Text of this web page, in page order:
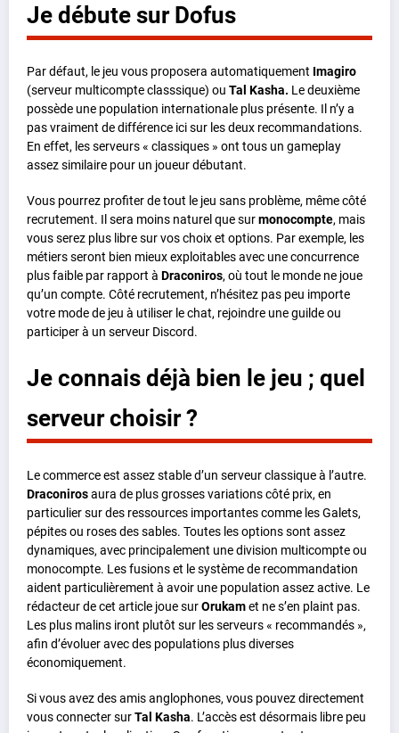
Je débute sur Dofus
Par défaut, le jeu vous proposera automatiquement Imagiro
(serveur multicompte classsique) ou Tal Kasha. Le deuxième
possède une population internationale plus présente. Il n’y a
pas vraiment de différence ici sur les deux recommandations.
En effet, les serveurs « classiques » ont tous un gameplay
assez similaire pour un joueur débutant.
Vous pourrez profiter de tout le jeu sans problème, même côté
recrutement. Il sera moins naturel que surmonocompte, mais
vous serez plus libre sur vos choix et options. Par exemple, les
métiers seront bien mieux exploitables avec une concurrence
plus faible par rapport à Draconiros, où tout le monde ne joue
qu’un compte. Côté recrutement, n’hésitez pas peu importe
votre mode de jeu à utiliser le chat, rejoindre une guilde ou
participer à un serveur Discord.
Je connais déjà bien le jeu ; quel
serveur choisir ?
Le commerce est assez stable d’un serveur classique à l’autre.
Draconirosaura de plus grosses variations côté prix, en
particulier sur des ressources importantes comme les Galets,
pépites ou roses des sables. Toutes les options sont assez
dynamiques, avec principalement une division multicompte ou
monocompte. Les fusions et le système de recommandation
aident particulièrement à avoir une population assez active. Le
rédacteur de cet article joue surOrukamet ne s’en plaint pas.
Les plus malins iront plutôt sur les serveurs « recommandés »,
afin d’évoluer avec des populations plus diverses
économiquement.
Si vous avez des amis anglophones, vous pouvez directement
vous connecter surTal Kasha. L’accès est désormais libre peu